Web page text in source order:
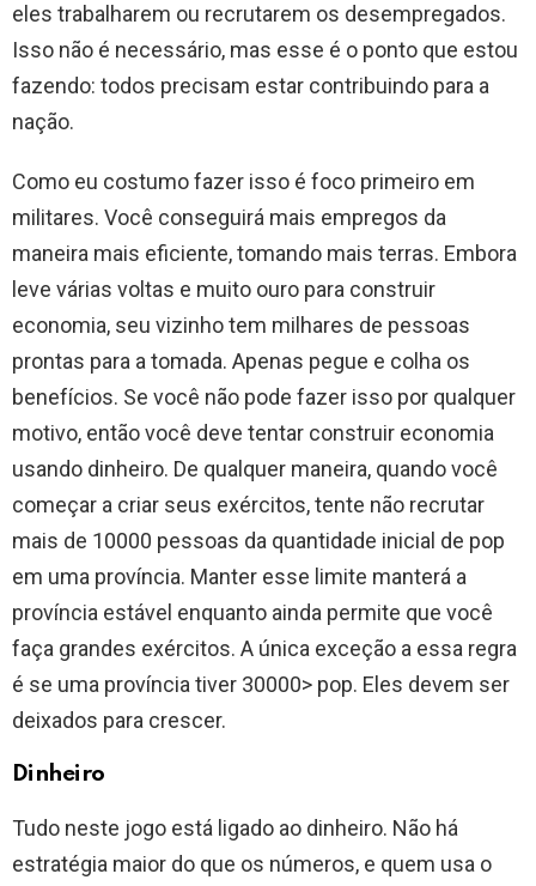
eles trabalharem ou recrutarem os desempregados.
Isso não é necessário, mas esse é o ponto que estou
fazendo: todos precisam estar contribuindo para a
nação.
Como eu costumo fazer isso é foco primeiro em
militares. Você conseguirá mais empregos da
maneira mais eficiente, tomando mais terras. Embora
leve várias voltas e muito ouro para construir
economia, seu vizinho tem milhares de pessoas
prontas para a tomada. Apenas pegue e colha os
benefícios. Se você não pode fazer isso por qualquer
motivo, então você deve tentar construir economia
usando dinheiro. De qualquer maneira, quando você
começar a criar seus exércitos, tente não recrutar
mais de 10000 pessoas da quantidade inicial de pop
em uma província. Manter esse limite manterá a
província estável enquanto ainda permite que você
faça grandes exércitos. A única exceção a essa regra
é se uma província tiver 30000> pop. Eles devem ser
deixados para crescer.
Dinheiro
Tudo neste jogo está ligado ao dinheiro. Não há
estratégia maior do que os números, e quem usa o